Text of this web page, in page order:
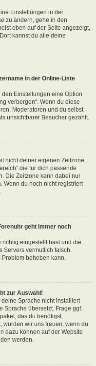
Einstellungen in der
zu ändern, gehe in den
oben auf der Seite angezeigt,
kannst du alle deine
in der Online-Liste
Einstellungen eine Option
verbergen“. Wenn du diese
Moderatoren und du selbst
unsichtbarer Besucher gezählt.
nicht deiner eigenen Zeitzone.
die für dich passende
Die Zeitzone kann dabei nur
Wenn du noch nicht registriert
geht immer noch
eingestellt hast und die
Servers vermutlich falsch.
beheben kann.
zur Auswahl!
Sprache nicht installiert
Sprache übersetzt. Frage ggf.
das du benötigst,
würden wir uns freuen, wenn du
dazu können auf der Website
werden.